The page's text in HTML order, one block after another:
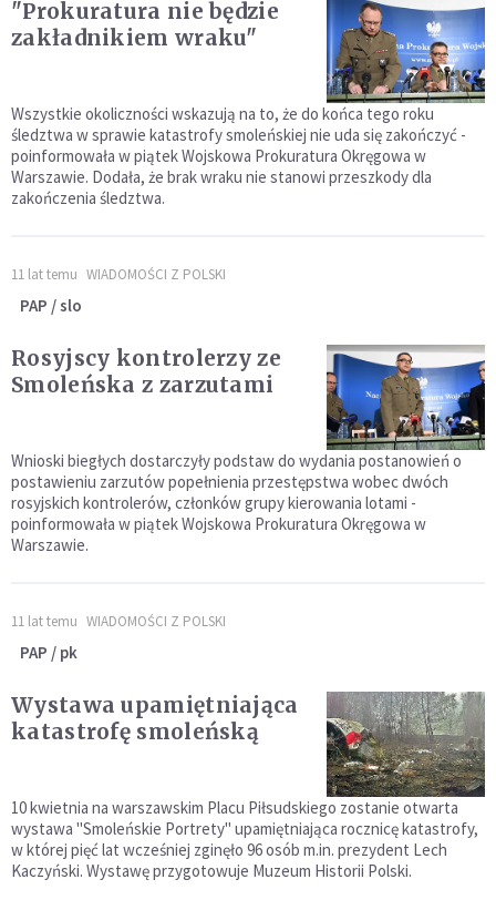
"Prokuratura nie będzie
zakładnikiem wraku"
Wszystkie okoliczności wskazują na to, że do końca tego roku
śledztwa w sprawie katastrofy smoleńskiej nie uda się zakończyć -
poinformowała w piątek Wojskowa Prokuratura Okręgowa w
Warszawie. Dodała, że brak wraku nie stanowi przeszkody dla
zakończenia śledztwa.
11 lat temu WIADOMOŚCI Z POLSKI
PAP / slo
Rosyjscy kontrolerzy ze
Smoleńska z zarzutami
Wnioski biegłych dostarczyły podstaw do wydania postanowień o
postawieniu zarzutów popełnienia przestępstwa wobec dwóch
rosyjskich kontrolerów, członków grupy kierowania lotami -
poinformowała w piątek Wojskowa Prokuratura Okręgowa w
Warszawie.
11 lat temu WIADOMOŚCI Z POLSKI
PAP / pk
Wystawa upamiętniająca
katastrofę smoleńską
10 kwietnia na warszawskim Placu Piłsudskiego zostanie otwarta
wystawa "Smoleńskie Portrety" upamiętniająca rocznicę katastrofy,
w której pięć lat wcześniej zginęło 96 osób m.in. prezydent Lech
Kaczyński. Wystawę przygotowuje Muzeum Historii Polski.